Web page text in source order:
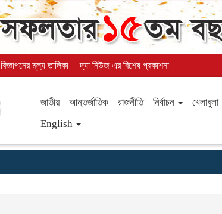
বিজ্ঞাপনের মূল্য তালিকা দ্যা নিউজ এর বিশেষ প্রকাশনা
জাতীয় আন্তর্জাতিক রাজনীতি নির্বাচন খেলাধুলা
English